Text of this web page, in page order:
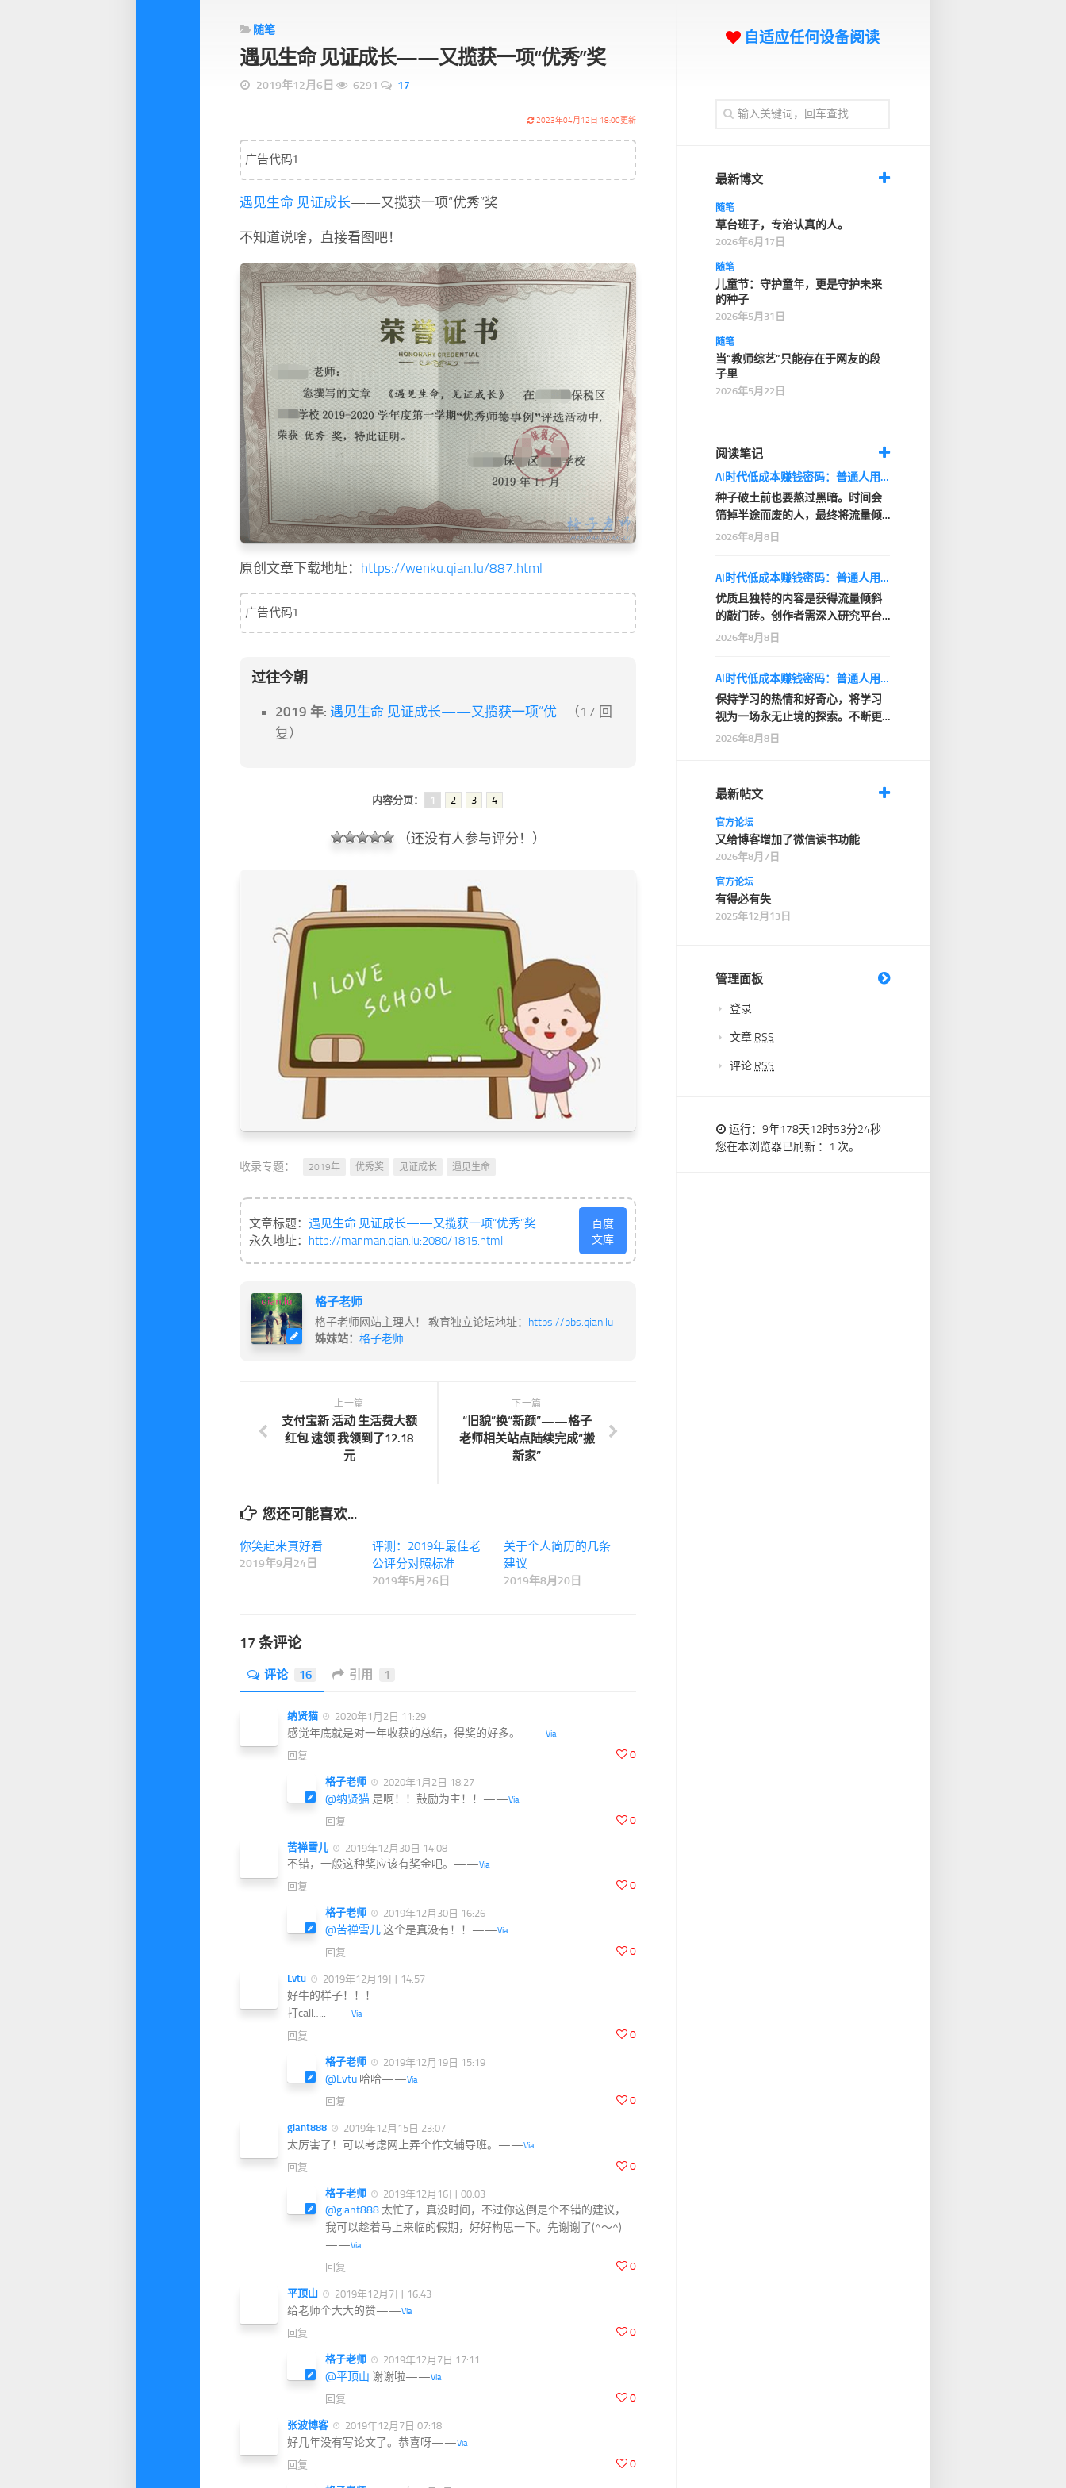
随笔
遇见生命 见证成长——又揽获一项“优秀”奖
2019年12月6日 6291 17
2023年04月12日 18:00更新
广告代码1
遇见生命 见证成长——又揽获一项“优秀”奖
不知道说啥，直接看图吧！
原创文章下载地址： https://wenku.qian.lu/887.html
广告代码1
过往今朝
2019 年: 遇见生命 见证成长——又揽获一项“优...
（17 回
复）
内容分页： 1 2 3 4
（还没有人参与评分！）
收录专题： 2019年 优秀奖 见证成长 遇见生命
文章标题： 遇见生命 见证成长——又揽获一项“优秀”奖
永久地址： http://manman.qian.lu:2080/1815.html
百度
文库
格子老师
格子老师网站主理人！ 教育独立论坛地址： https://bbs.qian.lu
姊妹站： 格子老师
下一篇
“旧貌”换“新颜”——格子
老师相关站点陆续完成“搬
新家”
上一篇
支付宝新 活动 生活费大额
红包 速领 我领到了12.18
元
您还可能喜欢...
你笑起来真好看
2019年9月24日
评测：2019年最佳老
公评分对照标准
2019年5月26日
关于个人简历的几条
建议
2019年8月20日
17 条评论
评论 16 引用 1
纳贤猫 2020年1月2日 11:29
感觉年底就是对一年收获的总结，得奖的好多。——Via
0
回复
格子老师 2020年1月2日 18:27
@纳贤猫是啊！！鼓励为主！！——Via
0
回复
苦禅雪儿 2019年12月30日 14:08
不错，一般这种奖应该有奖金吧。——Via
0
回复
格子老师 2019年12月30日 16:26
@苦禅雪儿这个是真没有！！——Via
0
回复
Lvtu 2019年12月19日 14:57
好牛的样子！！！
打call…..——Via
0
回复
格子老师 2019年12月19日 15:19
@Lvtu 哈哈——Via
0
回复
giant888 2019年12月15日 23:07
太厉害了！可以考虑网上弄个作文辅导班。——Via
0
回复
格子老师 2019年12月16日 00:03
@giant888 太忙了，真没时间，不过你这倒是个不错的建议，
我可以趁着马上来临的假期，好好构思一下。先谢谢了(^～^)
——Via
0
回复
平顶山 2019年12月7日 16:43
给老师个大大的赞——Via
0
回复
格子老师 2019年12月7日 17:11
@平顶山 谢谢啦——Via
0
回复
张波博客 2019年12月7日 07:18
好几年没有写论文了。恭喜呀——Via
0
回复
自适应任何设备阅读
最新博文
随笔
草台班子，专治认真的人。
2026年6月17日
随笔
儿童节：守护童年，更是守护未来
的种子
2026年5月31日
随笔
当“教师综艺”只能存在于网友的段
子里
2026年5月22日
阅读笔记
AI时代低成本赚钱密码：普通人用AI小项目建立现金流
种子破土前也要熬过黑暗。时间会
筛掉半途而废的人，最终将流量倾
斜给长期坚持的创作…
2026年8月8日
AI时代低成本赚钱密码：普通人用AI小项目建立现金流
优质且独特的内容是获得流量倾斜
的敲门砖。创作者需深入研究平台
的内容偏好，在保证…
2026年8月8日
AI时代低成本赚钱密码：普通人用AI小项目建立现金流
保持学习的热情和好奇心，将学习
视为一场永无止境的探索。不断更
新知识储备，强化自…
2026年8月8日
最新帖文
官方论坛
又给博客增加了微信读书功能
2026年8月7日
官方论坛
有得必有失
2025年12月13日
管理面板
登录
文章 RSS
评论 RSS
运行：9年178天12时53分25秒
您在本浏览器已刷新 ：1 次。